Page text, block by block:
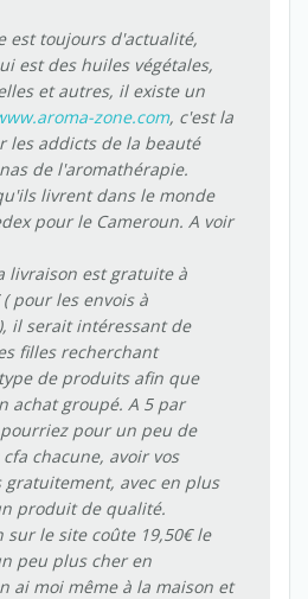
est toujours d'actualité,
est des huiles végétales,
et autres, il existe un
zone.com, c'est la
les addicts de la beauté
de l'aromathérapie.
livrent dans le monde
pour le Cameroun. A voir
livraison est gratuite à
pour les envois à
il serait intéressant de
filles recherchant
de produits afin que
achat groupé. A 5 par
pour un peu de
chacune, avoir vos
avec en plus
produit de qualité.
sur le site coûte 19,50€ le
peu plus cher en
ai moi même à la maison et